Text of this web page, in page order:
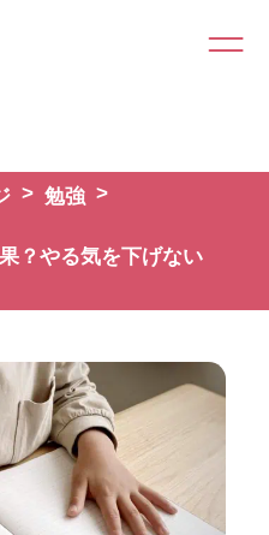
勉強
？やる気を下げない